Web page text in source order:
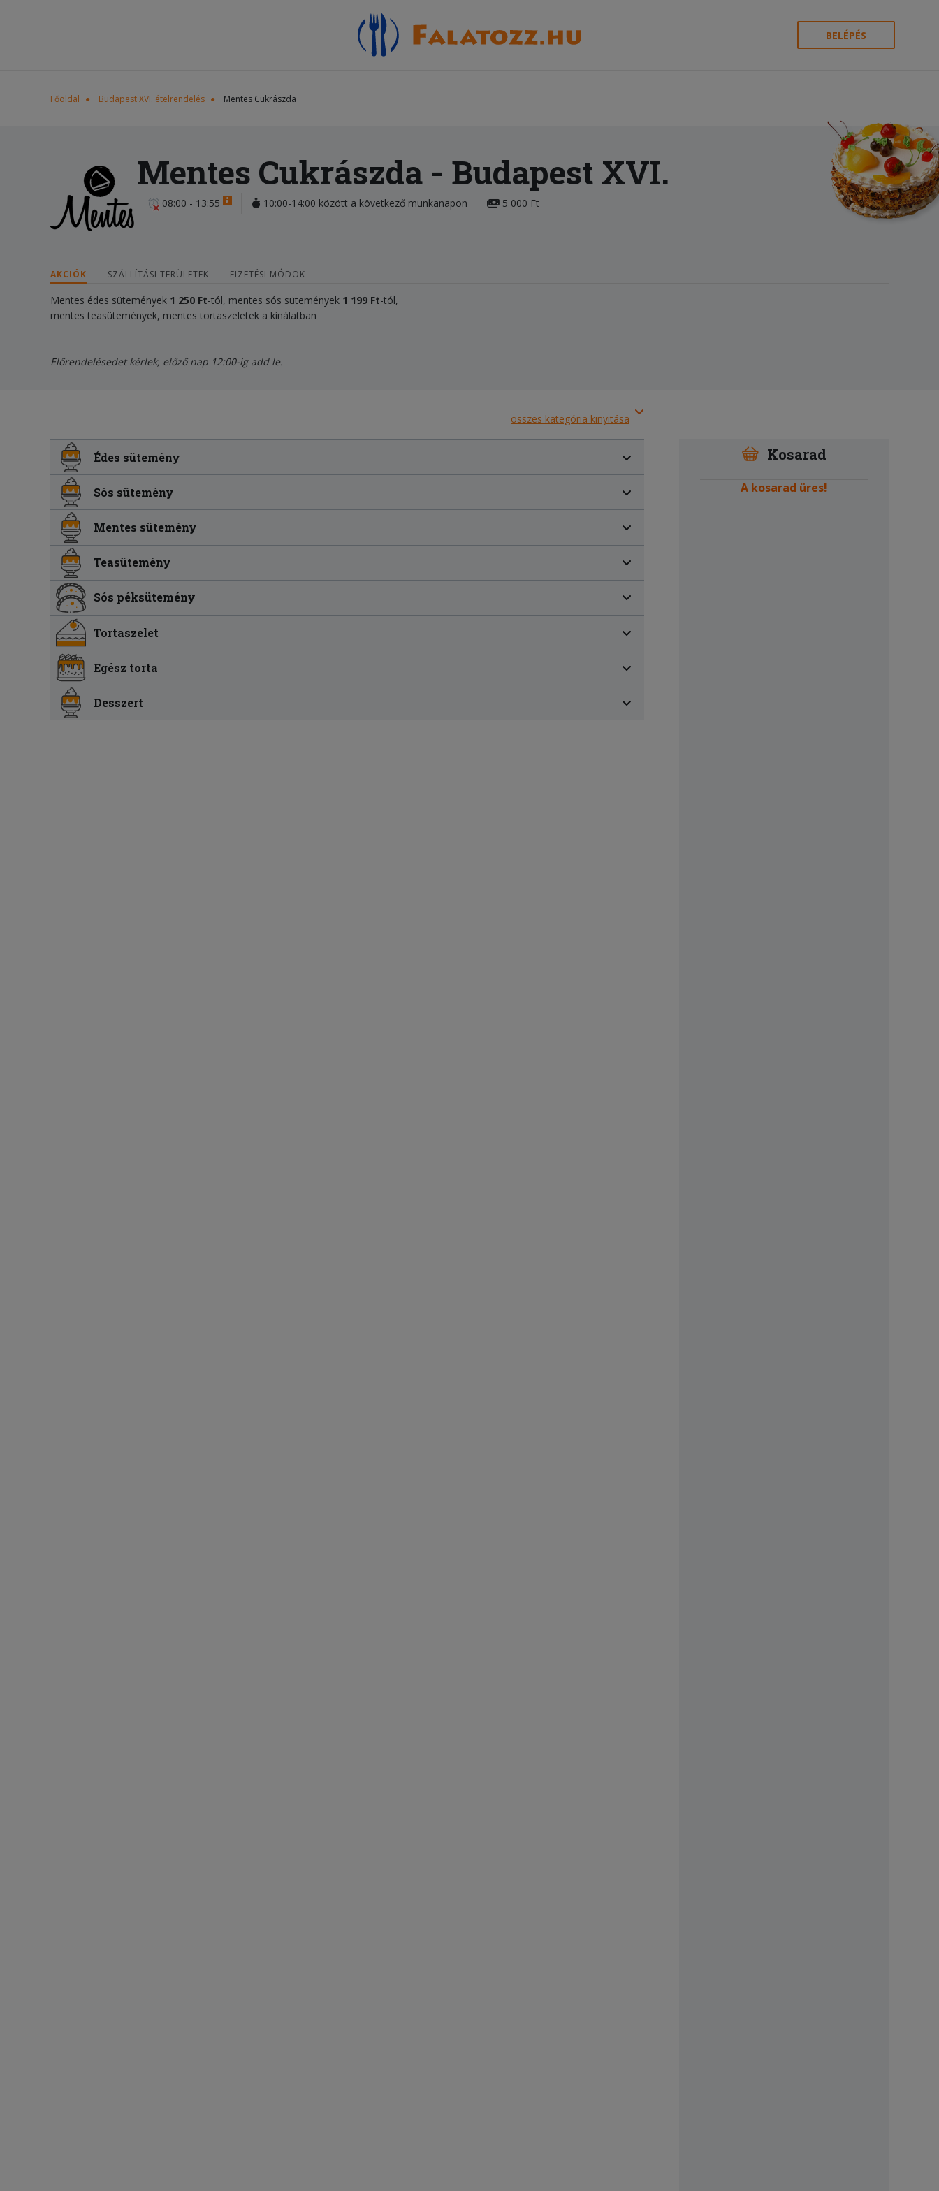
BELÉPÉS
Főoldal Budapest XVI. ételrendelés Mentes Cukrászda
Mentes Cukrászda - Budapest XVI.
08:00 - 13:55 10:00-14:00 között a következő munkanapon 5 000 Ft
AKCIÓK SZÁLLÍTÁSI TERÜLETEK FIZETÉSI MÓDOK
Mentes édes sütemények 1 250 Ft-tól, mentes sós sütemények 1 199 Ft-tól,
mentes teasütemények, mentes tortaszeletek a kínálatban
Előrendelésedet kérlek, előző nap 12:00-ig add le.
összes kategória kinyitása
Édes sütemény
Sós sütemény
Mentes sütemény
Teasütemény
Sós péksütemény
Tortaszelet
Egész torta
Desszert
Kosarad
A kosarad üres!